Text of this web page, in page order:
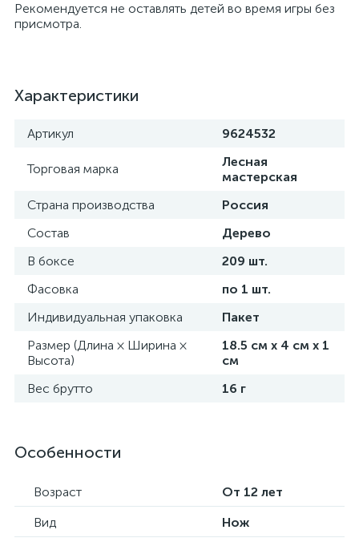
Рекомендуется не оставлять детей во время игры без
присмотра.
Характеристики
Артикул 9624532
Торговая марка
Лесная
мастерская
Страна производства
Россия
Состав
Дерево
В боксе
209 шт.
Фасовка
по 1 шт.
Индивидуальная упаковка
Пакет
Размер (Длина × Ширина ×
Высота)
18.5 см х 4 см х 1
см
Вес брутто
16 г
Особенности
Возраст
От 12 лет
Вид
Нож